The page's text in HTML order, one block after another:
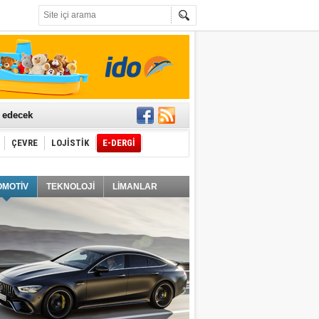
ÇEVRE LOJİSTİK E-DERGİ
TEKNOLOJİ LİMANLAR